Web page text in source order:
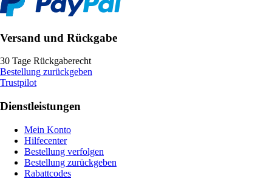
Versand und Rückgabe
30 Tage Rückgaberecht
Bestellung zurückgeben
Trustpilot
Dienstleistungen
Mein Konto
Hilfecenter
Bestellung verfolgen
Bestellung zurückgeben
Rabattcodes